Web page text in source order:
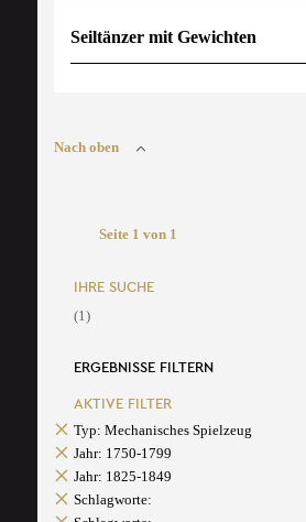
Seiltänzer mit Gewichten
Nach oben
Seite 1 von 1
IHRE SUCHE
(1)
ERGEBNISSE FILTERN
AKTIVE FILTER
Typ: Mechanisches Spielzeug
Jahr: 1750-1799
Jahr: 1825-1849
Schlagworte: